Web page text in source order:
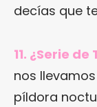
decías que
11. ¿Serie
nos
píldora